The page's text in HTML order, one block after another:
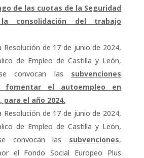
de las cuotas de la Seguridad
consolidación del trabajo
Resolución de 17 de junio de 2024,
de Empleo de Castilla y León,
convocan las subvenciones
fomentar el autoempleo en
para el año 2024.
Resolución de 17 de junio de 2024,
de Empleo de Castilla y León,
convocan las subvenciones,
el Fondo Social Europeo Plus